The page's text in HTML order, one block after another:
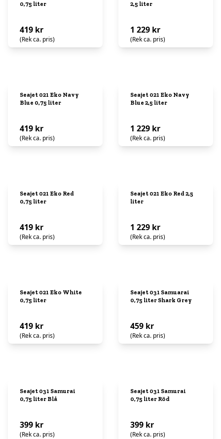
0,75 liter
419 kr
(Rek ca. pris)
2,5 liter
1 229 kr
(Rek ca. pris)
Seajet 021 Eko Navy
Blue 0,75 liter
419 kr
(Rek ca. pris)
Seajet 021 Eko Navy
Blue 2,5 liter
1 229 kr
(Rek ca. pris)
Seajet 021 Eko Red
0,75 liter
419 kr
(Rek ca. pris)
Seajet 021 Eko Red 2,5
liter
1 229 kr
(Rek ca. pris)
Seajet 021 Eko White
0,75 liter
419 kr
(Rek ca. pris)
Seajet 031 Samuarai
0,75 liter Shark Grey
459 kr
(Rek ca. pris)
Seajet 031 Samurai
0,75 liter Blå
399 kr
(Rek ca. pris)
Seajet 031 Samurai
0,75 liter Röd
399 kr
(Rek ca. pris)